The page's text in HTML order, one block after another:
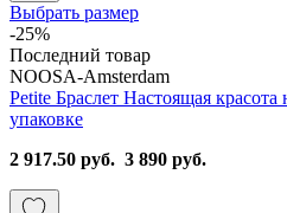
Выбрать размер
-25%
Последний товар
NOOSA-Amsterdam
Petite Браслет Настоящая
упаковке
2 917.50 руб. 3 890 руб.